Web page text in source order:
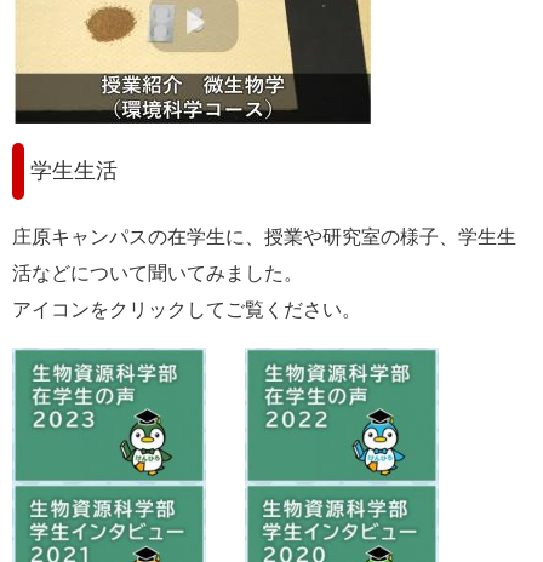
学生生活
庄原キャンパスの在学生に、授業や研究室の様子、学生生
活などについて聞いてみました。
アイコンをクリックしてご覧ください。